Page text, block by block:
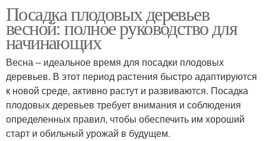
Посадка плодовых деревьев
весной: полное руководство для
начинающих
Весна – идеальное время для посадки плодовых
деревьев. В этот период растения быстро адаптируются
к новой среде, активно растут и развиваются. Посадка
плодовых деревьев требует внимания и соблюдения
определенных правил, чтобы обеспечить им хороший
старт и обильный урожай в будущем.